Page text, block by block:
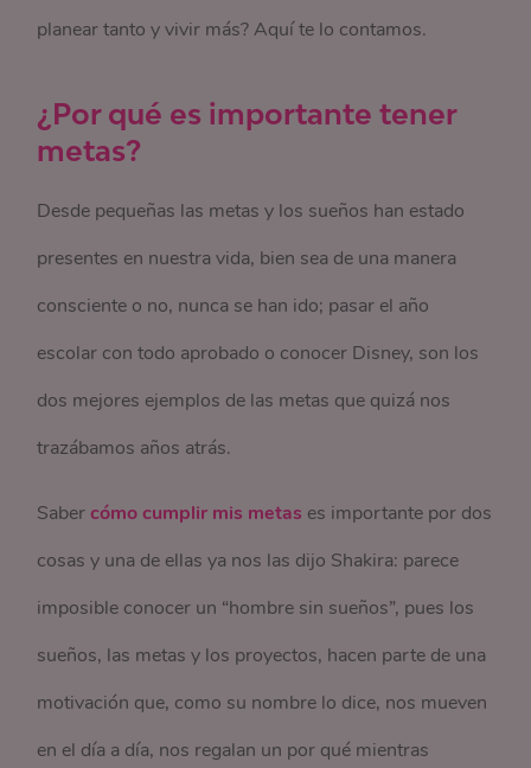
planear tanto y vivir más? Aquí te lo contamos.
¿Por qué es importante tener
metas?
Desde pequeñas las metas y los sueños han estado
presentes en nuestra vida, bien sea de una manera
consciente o no, nunca se han ido; pasar el año
escolar con todo aprobado o conocer Disney, son los
dos mejores ejemplos de las metas que quizá nos
trazábamos años atrás.
Sabercómo cumplir mis metas es importante por dos
cosas y una de ellas ya nos las dijo Shakira: parece
imposible conocer un “hombre sin sueños”, pues los
sueños, las metas y los proyectos, hacen parte de una
motivación que, como su nombre lo dice, nos mueven
en el día a día, nos regalan un por qué mientras